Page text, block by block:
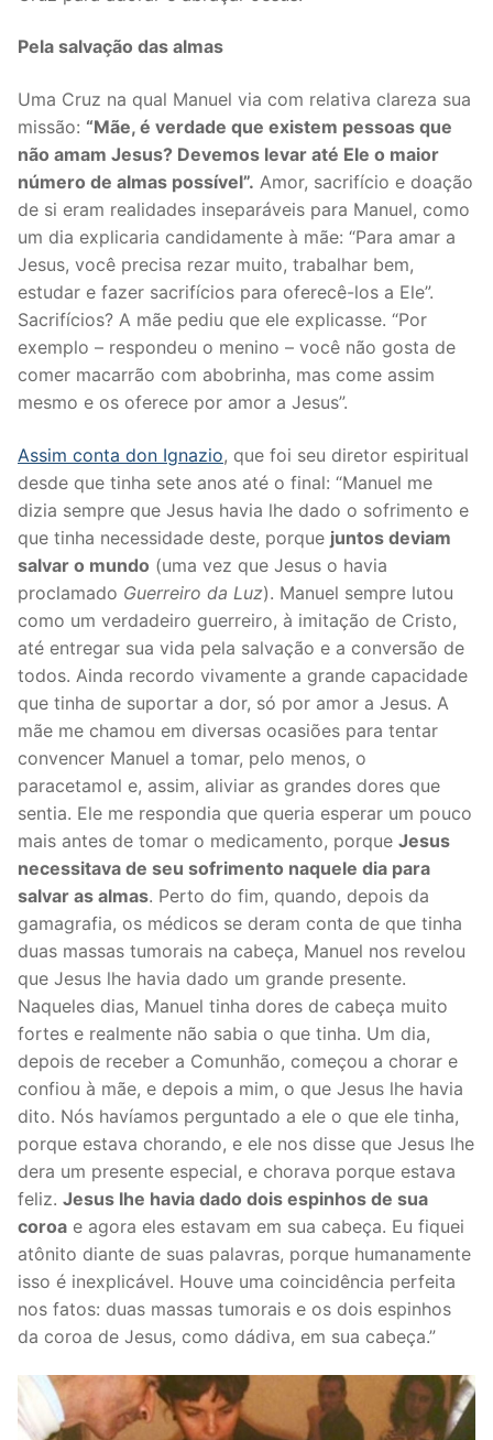
Pela salvação das almas
Uma Cruz na qual Manuel via com relativa clareza sua
missão: “Mãe, é verdade que existem pessoas que
não amam Jesus? Devemos levar até Ele o maior
número de almas possível”. Amor, sacrifício e doação
de si eram realidades inseparáveis para Manuel, como
um dia explicaria candidamente à mãe: “Para amar a
Jesus, você precisa rezar muito, trabalhar bem,
estudar e fazer sacrifícios para oferecê-los a Ele”.
Sacrifícios? A mãe pediu que ele explicasse. “Por
exemplo – respondeu o menino – você não gosta de
comer macarrão com abobrinha, mas come assim
mesmo e os oferece por amor a Jesus”.
Assim conta don Ignazio, que foi seu diretor espiritual
desde que tinha sete anos até o final: “Manuel me
dizia sempre que Jesus havia lhe dado o sofrimento e
que tinha necessidade deste, porque juntos deviam
salvar o mundo (uma vez que Jesus o havia
proclamado Guerreiro da Luz). Manuel sempre lutou
como um verdadeiro guerreiro, à imitação de Cristo,
até entregar sua vida pela salvação e a conversão de
todos. Ainda recordo vivamente a grande capacidade
que tinha de suportar a dor, só por amor a Jesus. A
mãe me chamou em diversas ocasiões para tentar
convencer Manuel a tomar, pelo menos, o
paracetamol e, assim, aliviar as grandes dores que
sentia. Ele me respondia que queria esperar um pouco
mais antes de tomar o medicamento, porque Jesus
necessitava de seu sofrimento naquele dia para
salvar as almas. Perto do fim, quando, depois da
gamagrafia, os médicos se deram conta de que tinha
duas massas tumorais na cabeça, Manuel nos revelou
que Jesus lhe havia dado um grande presente.
Naqueles dias, Manuel tinha dores de cabeça muito
fortes e realmente não sabia o que tinha. Um dia,
depois de receber a Comunhão, começou a chorar e
confiou à mãe, e depois a mim, o que Jesus lhe havia
dito. Nós havíamos perguntado a ele o que ele tinha,
porque estava chorando, e ele nos disse que Jesus lhe
dera um presente especial, e chorava porque estava
feliz. Jesus lhe havia dado dois espinhos de sua
coroa e agora eles estavam em sua cabeça. Eu fiquei
atônito diante de suas palavras, porque humanamente
isso é inexplicável. Houve uma coincidência perfeita
nos fatos: duas massas tumorais e os dois espinhos
da coroa de Jesus, como dádiva, em sua cabeça.”